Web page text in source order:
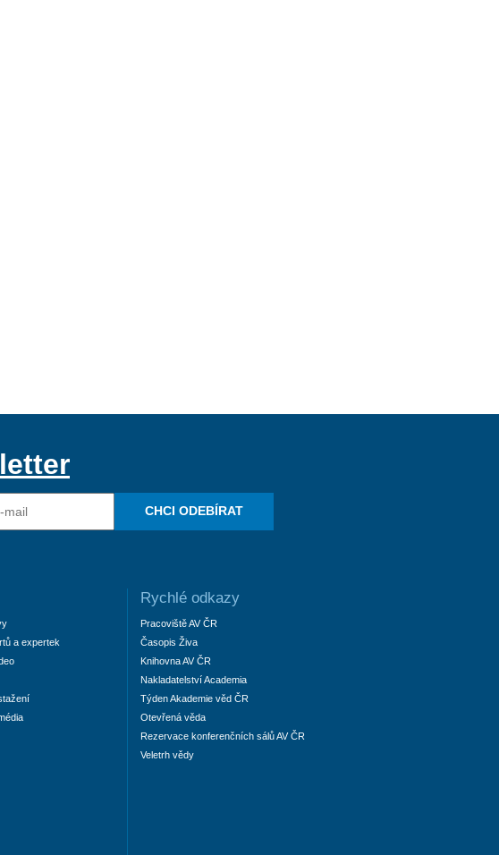
CHCI ODEBÍRAT
a expertek
Rychlé odkazy
Pracoviště AV ČR
Časopis Živa
Knihovna AV ČR
Nakladatelství Academia
Týden Akademie věd ČR
Otevřená věda
Rezervace konferenčních sálů AV ČR
Veletrh vědy